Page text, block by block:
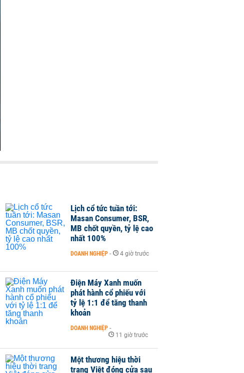
Lịch cổ tức tuần tới:
Masan Consumer, BSR,
MB chốt quyền, tỷ lệ cao
nhất 100%
DOANH NGHIỆP - 4 giờ trước
Điện Máy Xanh muốn
phát hành cổ phiếu với
tỷ lệ 1:1 để tăng thanh
khoản
DOANH NGHIỆP -
11 giờ trước
Một thương hiệu thời
trang Việt đóng cửa sau